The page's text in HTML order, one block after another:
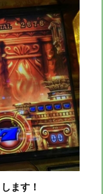
ます！